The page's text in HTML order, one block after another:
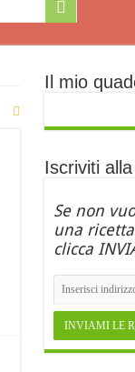
Il mio
Iscriviti
Se non
una
clicca